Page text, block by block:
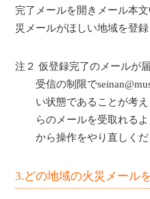
完了メールを開きメール本
災メールがほしい地域を登
注２ 仮登録完了のメールが
受信の制限で
い状態であることが考
らのメールを受取れる
から操作をやり直しくだ
3.どの地域の火災メール